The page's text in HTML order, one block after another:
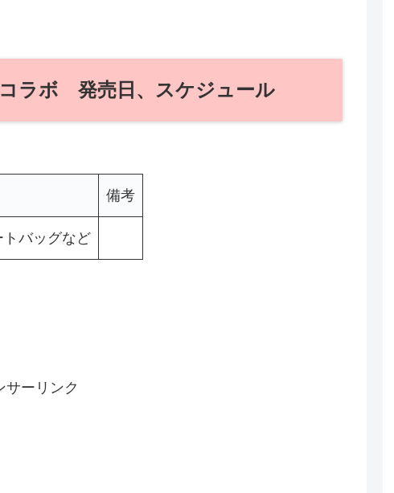
ラボ 発売日、スケジュール
備考
バッグなど
サーリンク